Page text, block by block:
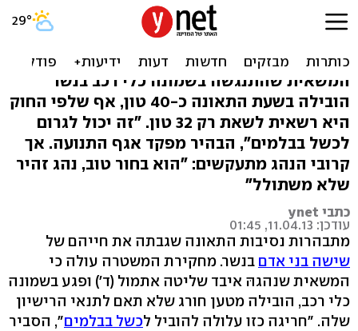
המשטרה: משקל המשאית -
המשאית שהתנגשה בשמונה כלי רכב בנשר
הובילה בשעת התאונה כ-40 טון, אף שלפי החוק
היא רשאית לשאת רק 32 טון. "זה יכול לגרום
לכשל בבלמים", הבהיר מפקד אגף התנועה. אך
קרובי הנהג מתעקשים: "הוא בחור טוב, נהג זהיר
שלא משתולל"
כתבי ynet
עודכן: 11.04.13, 01:45
מתבהרות נסיבות התאונה שגבתה את חייהם של
שישה בני אדם בנשר. מחקירת המשטרה עולה כי
המשאית שנהגהּ איבד שליטה אתמול (ד') ופגע בשמונה
כלי רכב, הובילה מטען חורג שלא תאם לתנאי הרישיון
שלה. "חריגה כזו עלולה להוביל לכשל בבלמים", הסביר